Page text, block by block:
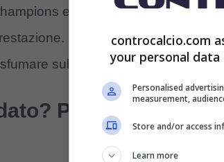
ed ha bisogno di solidità in
Necessità chiare quindi,
sul più bello.
Poche aperture
controcalcio.com
your personal
Personalised
measurement,
Store and/or access
Learn more